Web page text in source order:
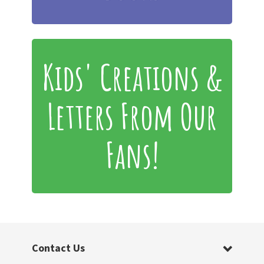
Kids' Creations &
Letters From Our
Fans!
Contact Us